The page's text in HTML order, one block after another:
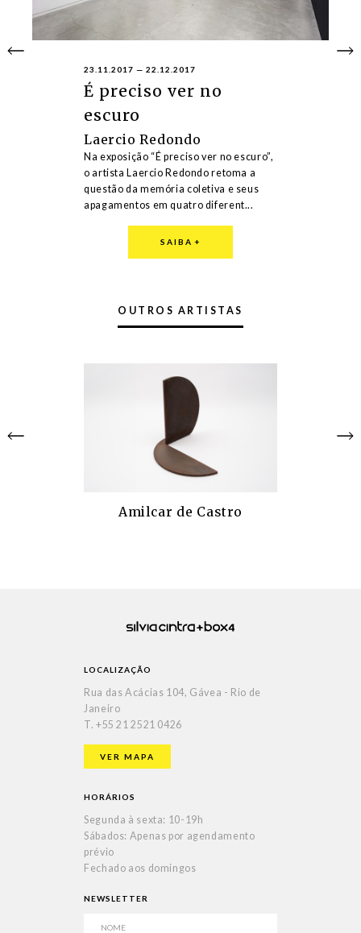
23.11.2017 — 22.12.2017
É preciso ver no
escuro
Laercio Redondo
Na exposição “É preciso ver no escuro”,
o artista Laercio Redondo retoma a
questão da memória coletiva e seus
apagamentos em quatro diferent...
SAIBA +
OUTROS ARTISTAS
Amilcar de Castro
LOCALIZAÇÃO
Rua das Acácias 104, Gávea - Rio de
Janeiro
T. +55 21 2521 0426
VER MAPA
HORÁRIOS
Segunda à sexta: 10-19h
Sábados: Apenas por agendamento
prévio
Fechado aos domingos
NEWSLETTER